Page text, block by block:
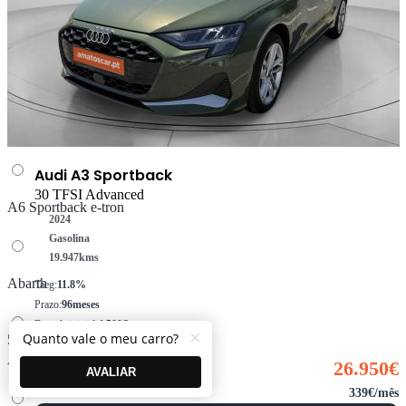
A5 Limousine e-hybrid
A6 Avant e-tron
A6 Sportback e-tron
Abarth
500
Alfa Romeo
Audi A3 Sportback
30 TFSI Advanced
2024
Gasolina
19.947kms
Taeg:11.8%
Prazo:96meses
Entrada inicial:4.500€
Montante financiado:22.450€
26.950€
339€/mês
×
Quanto vale o meu carro?
AVALIAR